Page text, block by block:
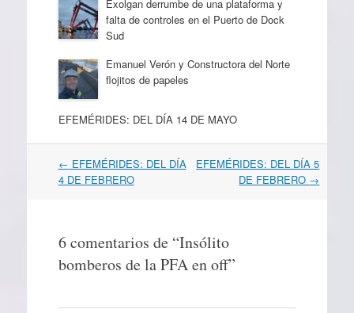
Exolgan derrumbe de una plataforma y
falta de controles en el Puerto de Dock
Sud
Emanuel Verón y Constructora del Norte
flojitos de papeles
EFEMÉRIDES: DEL DÍA 14 DE MAYO
Navegación
por
← EFEMÉRIDES: DEL DÍA
4 DE FEBRERO
EFEMÉRIDES: DEL DÍA 5
DE FEBRERO →
6 comentarios de “Insólito
bomberos de la PFA en off”